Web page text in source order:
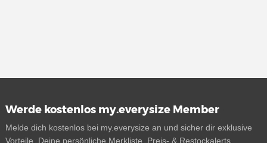
Werde kostenlos my.everysize Member
Melde dich kostenlos bei my.everysize an und sicher dir exklusive
Vorteile. Deine persönliche Merkliste, Preis- & Restockalerts,